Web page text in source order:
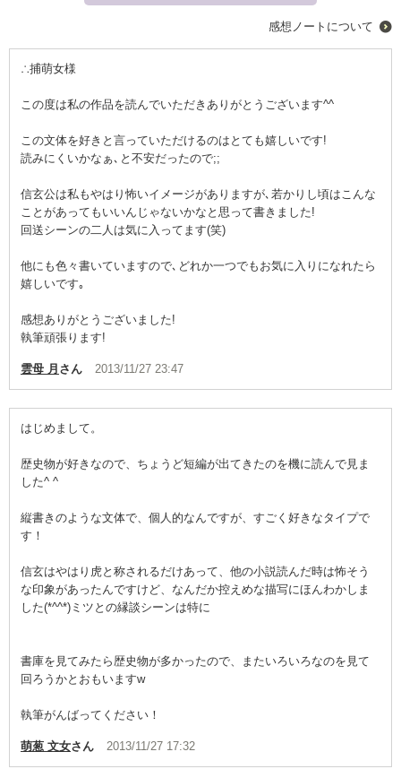
感想ノートについて
∴捕萌女様
この度は私の作品を読んでいただきありがとうございます^^
この文体を好きと言っていただけるのはとても嬉しいです!
読みにくいかなぁ､と不安だったので;;
信玄公は私もやはり怖いイメージがありますが､若かりし頃はこんな
ことがあってもいいんじゃないかなと思って書きました!
回送シーンの二人は気に入ってます(笑)
他にも色々書いていますので､どれか一つでもお気に入りになれたら
嬉しいです｡
感想ありがとうございました!
執筆頑張ります!
雲母 月 さん 2013/11/27 23:47
はじめまして。
歴史物が好きなので、ちょうど短編が出てきたのを機に読んで見ま
した^ ^
縦書きのような文体で、個人的なんですが、すごく好きなタイプで
す！
信玄はやはり虎と称されるだけあって、他の小説読んだ時は怖そう
な印象があったんですけど、なんだか控えめな描写にほんわかしま
した(*^^*)ミツとの縁談シーンは特に
書庫を見てみたら歴史物が多かったので、またいろいろなのを見て
回ろうかとおもいますw
執筆がんばってください！
萌葱 文女さん 2013/11/27 17:32